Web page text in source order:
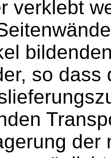
verklebt
so dass
der